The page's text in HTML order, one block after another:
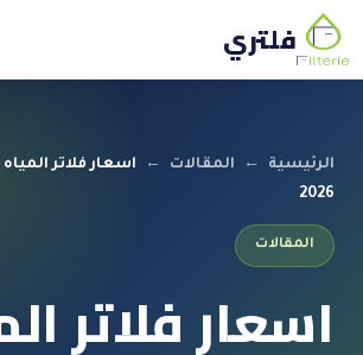
فلتري
الرئيسية ← المقالات ←
2026
المقالات